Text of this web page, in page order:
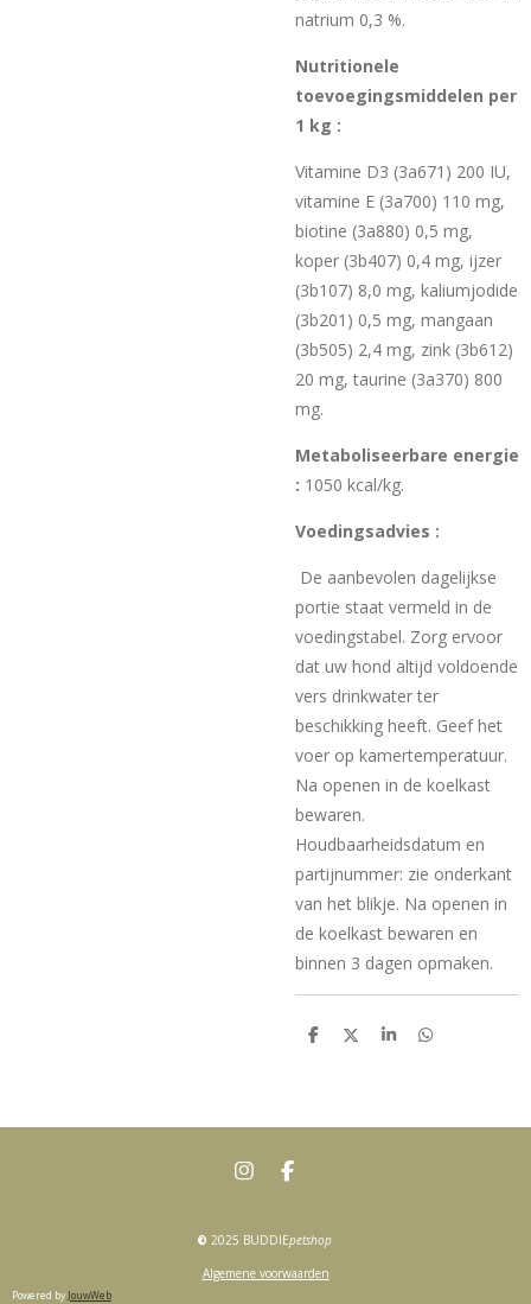
natrium 0,3 %.
Nutritionele
toevoegingsmiddelen per
1 kg :
Vitamine D3 (3a671) 200 IU,
vitamine E (3a700) 110 mg,
biotine (3a880) 0,5 mg,
koper (3b407) 0,4 mg, ijzer
(3b107) 8,0 mg, kaliumjodide
(3b201) 0,5 mg, mangaan
(3b505) 2,4 mg, zink (3b612)
20 mg, taurine (3a370) 800
mg.
Metaboliseerbare energie
: 1050 kcal/kg.
Voedingsadvies :
De aanbevolen dagelijkse
portie staat vermeld in de
voedingstabel. Zorg ervoor
dat uw hond altijd voldoende
vers drinkwater ter
beschikking heeft. Geef het
voer op kamertemperatuur.
Na openen in de koelkast
bewaren.
Houdbaarheidsdatum en
partijnummer: zie onderkant
van het blikje. Na openen in
de koelkast bewaren en
binnen 3 dagen opmaken.
D
D
S
D
I
t
g
F
e
b
o
© 2025 BUDDIEpetshop
Algemene voorwaarden
Powered by JouwWeb